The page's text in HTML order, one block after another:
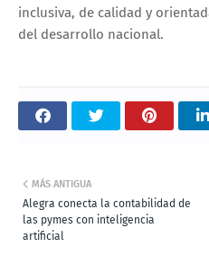
inclusiva, de calidad y
del desarrollo nacional.
MÁS ANTIGUA
Alegra conecta la contabilidad de
las pymes con inteligencia
artificial